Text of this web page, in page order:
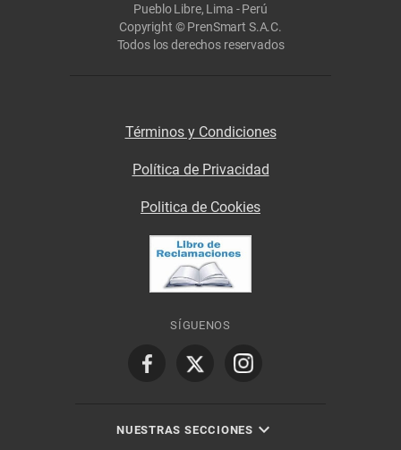
Pueblo Libre, Lima - Perú
Copyright © PrenSmart S.A.C.
Todos los derechos reservados
Términos y Condiciones
Política de Privacidad
Politica de Cookies
SÍGUENOS
NUESTRAS SECCIONES